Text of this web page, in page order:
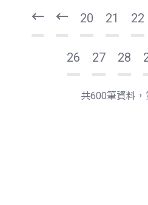
20 21 22
26 27 28
共600筆資料